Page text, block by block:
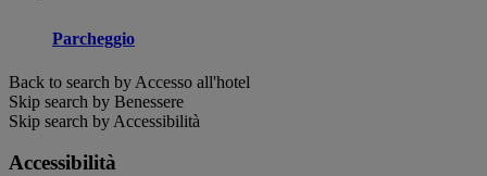
Parcheggio
Back to search by Accesso all'hotel
Skip search by Benessere
Skip search by Accessibilità
Accessibilità